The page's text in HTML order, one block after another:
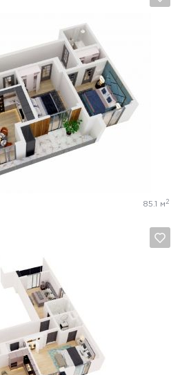
85.1 м 2
Да, удалить Отмена
Да, удалить Отмена